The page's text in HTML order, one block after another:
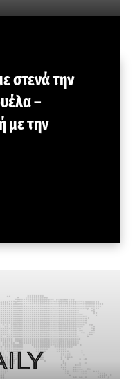
στενά την
–
με την